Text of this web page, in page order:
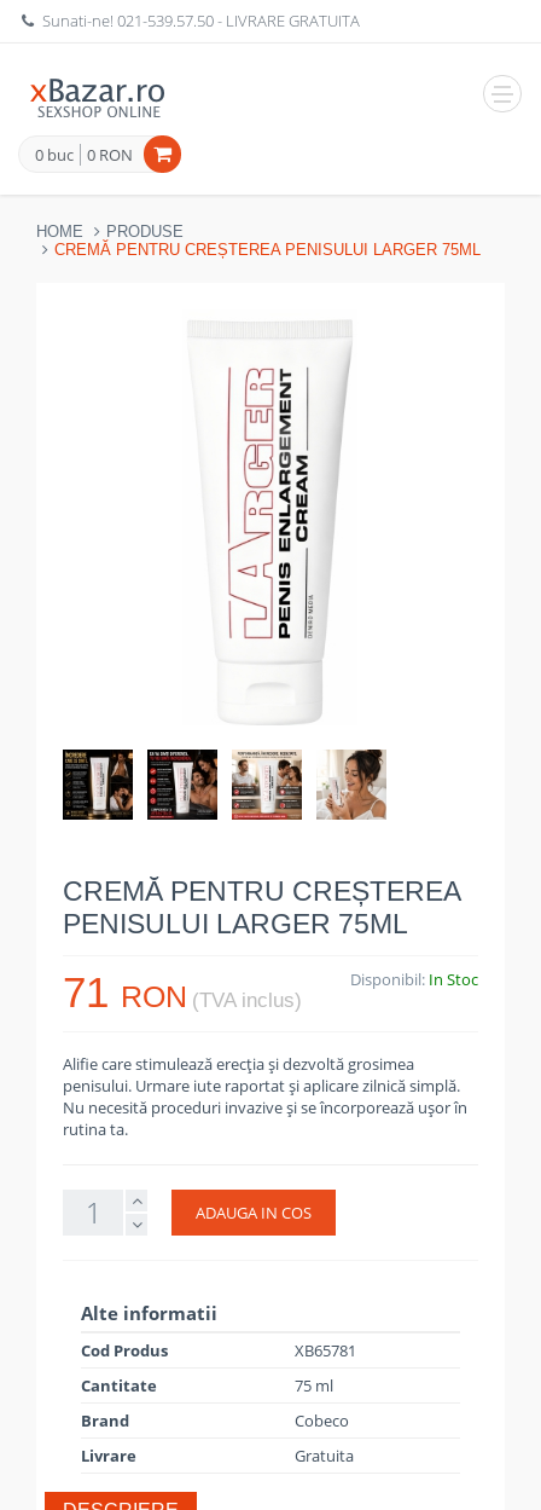
Sunati-ne!021-539.57.50- LIVRARE GRATUITA
0 buc 0 RON
HOME
PRODUSE
CREMĂ PENTRU CREȘTEREA PENISULUI LARGER 75ML
CREMĂ PENTRU CREȘTEREA
PENISULUI LARGER 75ML
71 RON (TVA inclus)
Disponibil: In Stoc
Alifie care stimulează erecția și dezvoltă grosimea
penisului. Urmare iute raportat și aplicare zilnică simplă.
Nu necesită proceduri invazive și se încorporează ușor în
rutina ta.
ADAUGA IN COS
Alte informatii
Cod Produs
XB65781
Cantitate
75 ml
Brand
Cobeco
Livrare
Gratuita